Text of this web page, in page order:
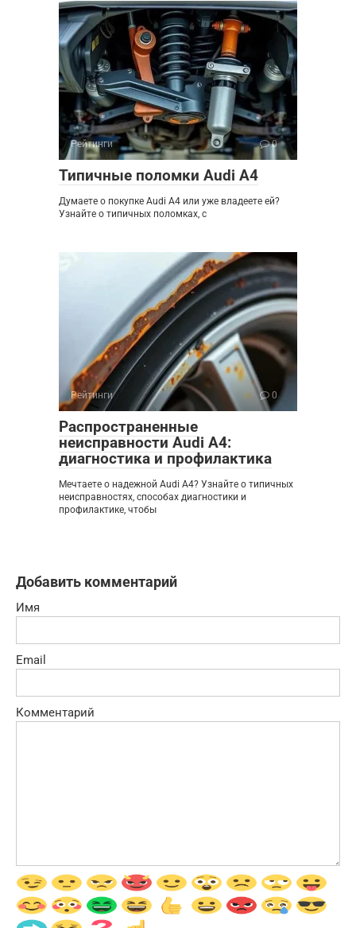
Рейтинги 0
Типичные поломки Audi A4
Думаете о покупке Audi A4 или уже владеете ей?
Узнайте о типичных поломках, с
Рейтинги 0
Распространенные
неисправности Audi A4:
диагностика и профилактика
Мечтаете о надежной Audi A4? Узнайте о типичных
неисправностях, способах диагностики и
профилактике, чтобы
Добавить комментарий
Имя
Email
Комментарий